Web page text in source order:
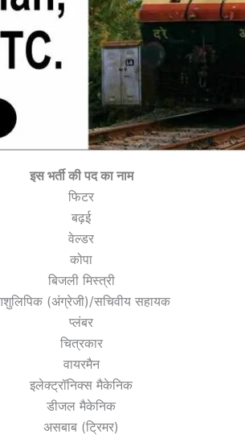
इस भर्ती की पद का नाम
फिटर
बढ़ई
वेल्डर
कोपा
बिजली मिस्त्री
(अंग्रेजी)/सचिवीय सहायक
प्लंबर
चित्रकार
वायरमैन
इलेक्ट्रॉनिक्स मैकेनिक
डीजल मैकेनिक
असबाब (ट्रिमर)